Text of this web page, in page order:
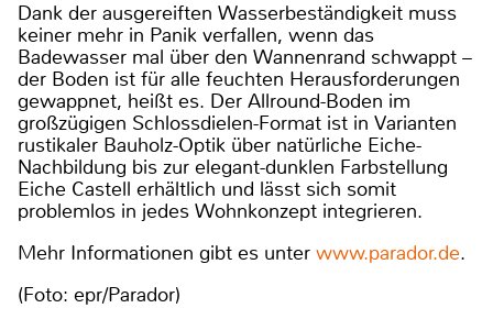
Dank der ausgereiften Wasserbeständigkeit muss
keiner mehr in Panik verfallen, wenn das
Badewasser mal über den Wannenrand schwappt –
der Boden ist für alle feuchten Herausforderungen
gewappnet, heißt es. Der Allround-Boden im
großzügigen Schlossdielen-Format ist in Varianten
rustikaler Bauholz-Optik über natürliche Eiche-
Nachbildung bis zur elegant-dunklen Farbstellung
Eiche Castell erhältlich und lässt sich somit
problemlos in jedes Wohnkonzept integrieren.
Mehr Informationen gibt es unter www.parador.de.
(Foto: epr/Parador)